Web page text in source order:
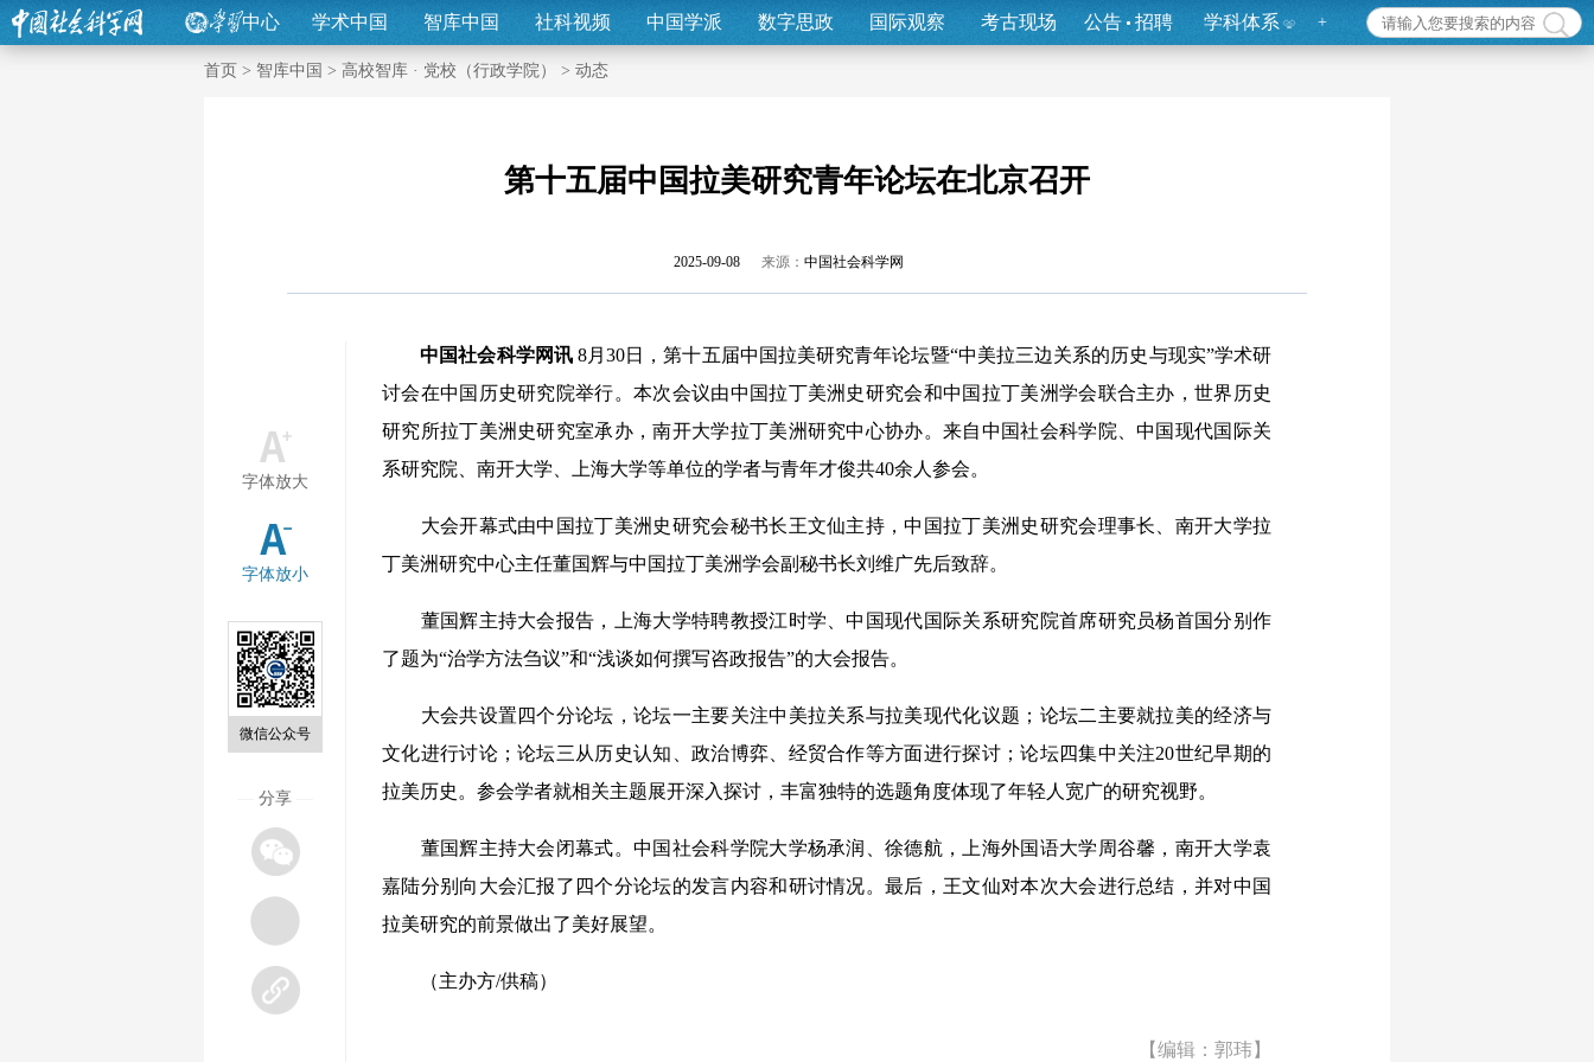
中心 学术中国 智库中国 社科视频 中国学派 数字思政 国际观察 考古现场 公告 招聘 学科体系 +
首页 > 智库中国 > 高校智库 · 党校（行政学院） > 动态
第十五届中国拉美研究青年论坛在北京召开
2025-09-08 来源： 中国社会科学网
字体放大
字体放小
微信公众号
分享
中国社会科学网讯8月30日，第十五届中国拉美研究青年论坛暨“中美拉三边关系的历史与现实”学术研
讨会在中国历史研究院举行。本次会议由中国拉丁美洲史研究会和中国拉丁美洲学会联合主办，世界历史
研究所拉丁美洲史研究室承办，南开大学拉丁美洲研究中心协办。来自中国社会科学院、中国现代国际关
系研究院、南开大学、上海大学等单位的学者与青年才俊共40余人参会。
大会开幕式由中国拉丁美洲史研究会秘书长王文仙主持，中国拉丁美洲史研究会理事长、南开大学拉
丁美洲研究中心主任董国辉与中国拉丁美洲学会副秘书长刘维广先后致辞。
董国辉主持大会报告，上海大学特聘教授江时学、中国现代国际关系研究院首席研究员杨首国分别作
了题为“治学方法刍议”和“浅谈如何撰写咨政报告”的大会报告。
大会共设置四个分论坛，论坛一主要关注中美拉关系与拉美现代化议题；论坛二主要就拉美的经济与
文化进行讨论；论坛三从历史认知、政治博弈、经贸合作等方面进行探讨；论坛四集中关注20世纪早期的
拉美历史。参会学者就相关主题展开深入探讨，丰富独特的选题角度体现了年轻人宽广的研究视野。
董国辉主持大会闭幕式。中国社会科学院大学杨承润、徐德航，上海外国语大学周谷馨，南开大学袁
嘉陆分别向大会汇报了四个分论坛的发言内容和研讨情况。最后，王文仙对本次大会进行总结，并对中国
拉美研究的前景做出了美好展望。
（主办方/供稿）
【编辑：郭玮】